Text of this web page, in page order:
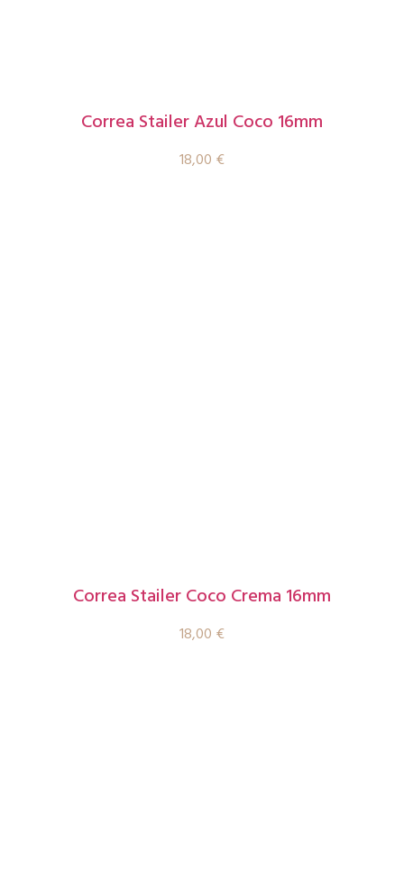
Correa Stailer Azul Coco 16mm
18,00 €
Correa Stailer Coco Crema 16mm
18,00 €